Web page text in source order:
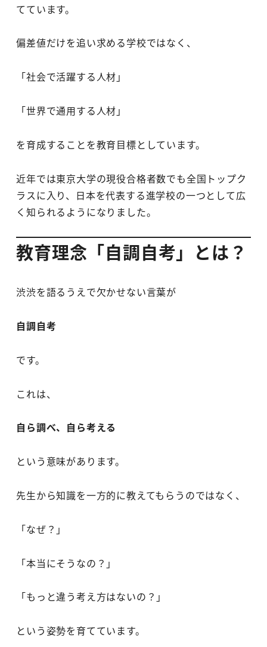
てています。
偏差値だけを追い求める学校ではなく、
「社会で活躍する人材」
「世界で通用する人材」
を育成することを教育目標としています。
近年では東京大学の現役合格者数でも全国トップク
ラスに入り、日本を代表する進学校の一つとして広
く知られるようになりました。
教育理念「自調自考」とは？
渋渋を語るうえで欠かせない言葉が
自調自考
です。
これは、
自ら調べ、自ら考える
という意味があります。
先生から知識を一方的に教えてもらうのではなく、
「なぜ？」
「本当にそうなの？」
「もっと違う考え方はないの？」
という姿勢を育てています。